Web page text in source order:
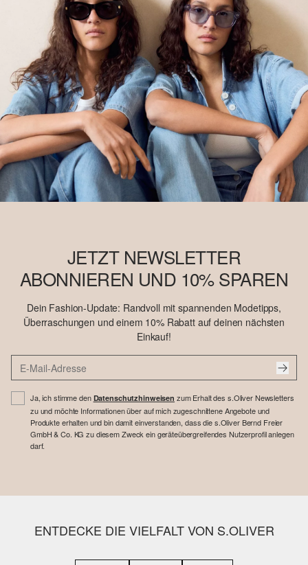
JETZT NEWSLETTER
ABONNIEREN UND 10% SPAREN
Dein Fashion-Update: Randvoll mit spannenden Modetipps,
Überraschungen und einem 10% Rabatt auf deinen nächsten
Einkauf!
Ja, ich stimme den Datenschutzhinweisen zum Erhalt des s.Oliver Newsletters
zu und möchte Informationen über auf mich zugeschnittene Angebote und
Produkte erhalten und bin damit einverstanden, dass die s.Oliver Bernd Freier
GmbH & Co. KG zu diesem Zweck ein geräteübergreifendes Nutzerprofil anlegen
darf.
ENTDECKE DIE VIELFALT VON S.OLIVER